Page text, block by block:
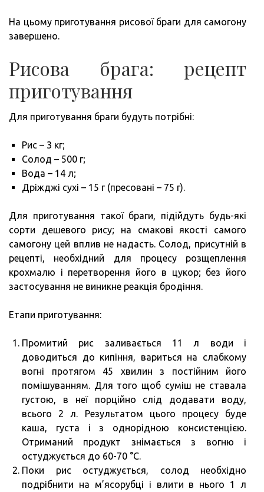
На цьому приготування рисової браги для самогону
завершено.
Рисова брага: рецепт
приготування
Для приготування браги будуть потрібні:
Рис – 3 кг;
Солод – 500 г;
Вода – 14 л;
Дріжджі сухі – 15 г (пресовані – 75 г).
Для приготування такої браги, підійдуть будь-які
сорти дешевого рису; на смакові якості самого
самогону цей вплив не надасть. Солод, присутній в
рецепті, необхідний для процесу розщеплення
крохмалю і перетворення його в цукор; без його
застосування не виникне реакція бродіння.
Етапи приготування:
Промитий рис заливається 11 л води і
доводиться до кипіння, вариться на слабкому
вогні протягом 45 хвилин з постійним його
помішуванням. Для того щоб суміш не ставала
густою, в неї порційно слід додавати воду,
всього 2 л. Результатом цього процесу буде
каша, густа і з однорідною консистенцією.
Отриманий продукт знімається з вогню і
остуджується до 60-70 °C.
Поки рис остуджується, солод необхідно
подрібнити на м’ясорубці і влити в нього 1 л